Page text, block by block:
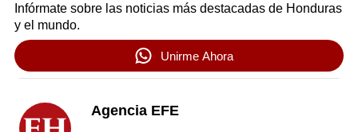
Infórmate sobre las noticias más destacadas de Honduras
y el mundo.
Unirme Ahora
Agencia EFE